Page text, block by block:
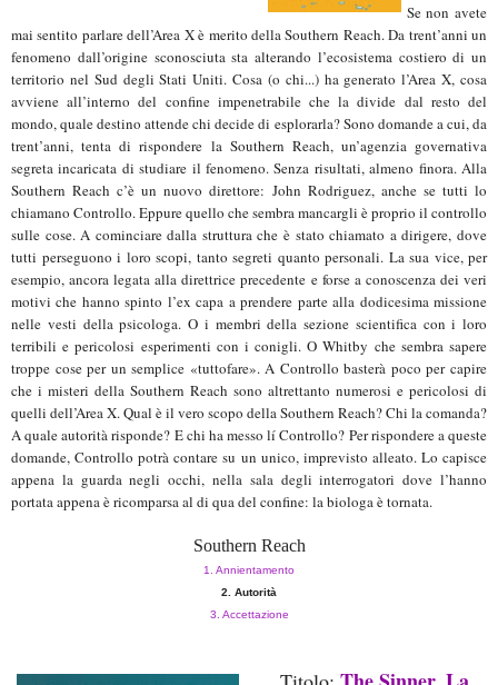
Se non avete
mai sentito parlare dell’Area X è merito della Southern Reach. Da trent’anni un
fenomeno dall’origine sconosciuta sta alterando l’ecosistema costiero di un
territorio nel Sud degli Stati Uniti. Cosa (o chi...) ha generato l’Area X, cosa
avviene all’interno del confine impenetrabile che la divide dal resto del
mondo, quale destino attende chi decide di esplorarla? Sono domande a cui, da
trent’anni, tenta di rispondere la Southern Reach, un’agenzia governativa
segreta incaricata di studiare il fenomeno. Senza risultati, almeno finora. Alla
Southern Reach c’è un nuovo direttore: John Rodriguez, anche se tutti lo
chiamano Controllo. Eppure quello che sembra mancargli è proprio il controllo
sulle cose. A cominciare dalla struttura che è stato chiamato a dirigere, dove
tutti perseguono i loro scopi, tanto segreti quanto personali. La sua vice, per
esempio, ancora legata alla direttrice precedente e forse a conoscenza dei veri
motivi che hanno spinto l’ex capa a prendere parte alla dodicesima missione
nelle vesti della psicologa. O i membri della sezione scientifica con i loro
terribili e pericolosi esperimenti con i conigli. O Whitby che sembra sapere
troppe cose per un semplice «tuttofare». A Controllo basterà poco per capire
che i misteri della Southern Reach sono altrettanto numerosi e pericolosi di
quelli dell’Area X. Qual è il vero scopo della Southern Reach? Chi la comanda?
A quale autorità risponde? E chi ha messo lí Controllo? Per rispondere a queste
domande, Controllo potrà contare su un unico, imprevisto alleato. Lo capisce
appena la guarda negli occhi, nella sala degli interrogatori dove l’hanno
portata appena è ricomparsa al di qua del confine: la biologa è tornata.
Southern Reach
1. Annientamento
2. Autorità
3. Accettazione